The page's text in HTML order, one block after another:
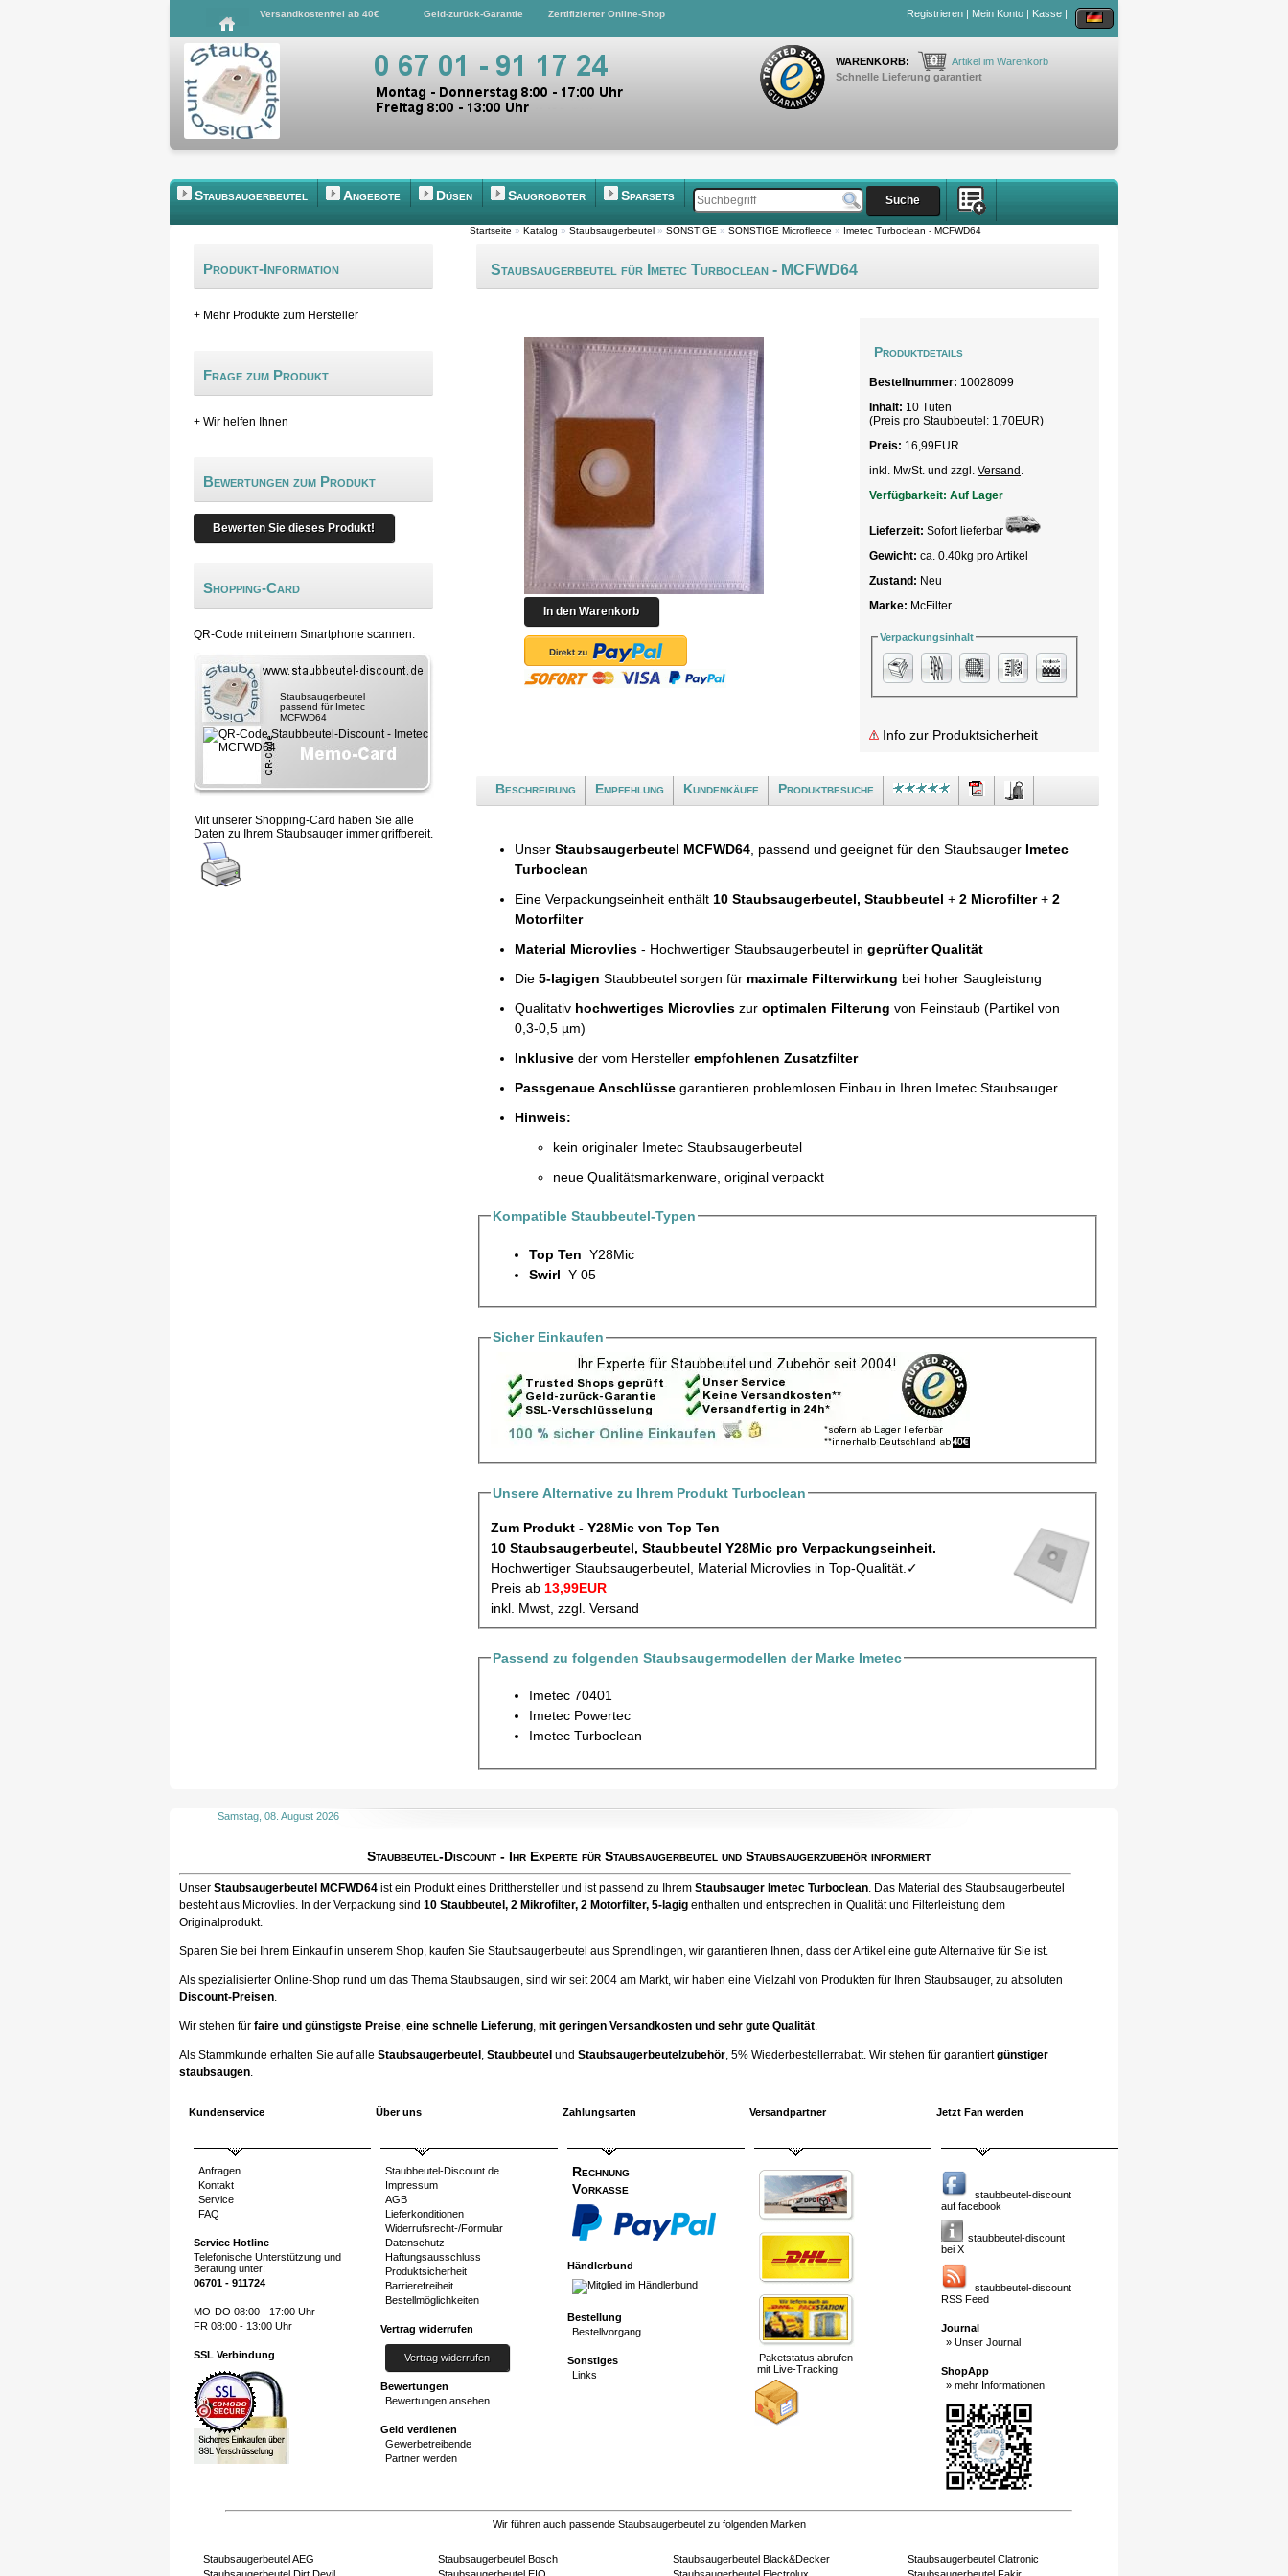
Versandkostenfrei ab 40€ Geld-zurück-Garantie Zertifizierter Online-Shop Registrieren | Mein Konto | Kasse |
WARENKORB: 0
Artikel im Warenkorb
Schnelle Lieferung garantiert
Staubsaugerbeutel Angebote Düsen Saugroboter Sparsets
Startseite » Katalog » Staubsaugerbeutel » SONSTIGE » SONSTIGE Microfleece » Imetec Turboclean - MCFWD64
Staubsaugerbeutel für Imetec Turboclean - MCFWD64
Produktdetails
Bestellnummer: 10028099
Inhalt: 10 Tüten
(Preis pro Staubbeutel: 1,70EUR)
Preis: 16,99EUR
inkl. MwSt. und zzgl. Versand
Verfügbarkeit: Auf Lager
Lieferzeit: Sofort lieferbar
Gewicht: ca. 0.40kg pro Artikel
Zustand: Neu
Marke: McFilter
Verpackungsinhalt
Info zur Produktsicherheit
Beschreibung Empfehlung Kundenkäufe Produktbesuche
Unser Staubsaugerbeutel MCFWD64 , passend und geeignet für den Staubsauger Imetec
Turboclean
Eine Verpackungseinheit enthält 10 Staubsaugerbeutel, Staubbeutel + 2 Microfilter+ 2
Motorfilter
Material Microvlies - Hochwertiger Staubsaugerbeutel in geprüfter Qualität
Die 5-lagigen Staubbeutel sorgen für maximale Filterwirkung bei hoher Saugleistung
Qualitativ hochwertiges Microvlies zur optimalen Filterung von Feinstaub (Partikel von
0,3-0,5 µm)
Inklusive der vom Hersteller empfohlenen Zusatzfilter
Passgenaue Anschlüsse garantieren problemlosen Einbau in Ihren Imetec Staubsauger
Hinweis:
kein originaler Imetec Staubsaugerbeutel
neue Qualitätsmarkenware, original verpackt
Kompatible Staubbeutel-Typen
Top Ten Y28Mic
Swirl Y 05
Sicher Einkaufen
Unsere Alternative zu Ihrem Produkt Turboclean
Zum Produkt - Y28Mic von Top Ten
10 Staubsaugerbeutel, Staubbeutel Y28Mic pro Verpackungseinheit.
Hochwertiger Staubsaugerbeutel, Material Microvlies in Top-Qualität.✓
Preis ab 13,99EUR
inkl. Mwst, zzgl. Versand
Passend zu folgenden Staubsaugermodellen der Marke Imetec
Imetec 70401
Imetec Powertec
Imetec Turboclean
Produkt-Information
+ Mehr Produkte zum Hersteller
Frage zum Produkt
+ Wir helfen Ihnen
Bewertungen zum Produkt
Bewerten Sie dieses Produkt!
Shopping-Card
QR-Code mit einem Smartphone scannen.
Staubsaugerbeutel
passend für Imetec
MCFWD64
Mit unserer Shopping-Card haben Sie alle
Daten zu Ihrem Staubsauger immer griffbereit.
Samstag, 08. August 2026
Staubbeutel-Discount - Ihr Experte für Staubsaugerbeutel und Staubsaugerzubehör informiert
Unser Staubsaugerbeutel MCFWD64 ist ein Produkt eines Dritthersteller und ist passend zu Ihrem Staubsauger Imetec Turboclean. Das Material des Staubsaugerbeutel
besteht aus Microvlies. In der Verpackung sind 10 Staubbeutel , 2 Mikrofilter, 2 Motorfilter, 5-lagig enthalten und entsprechen in Qualität und Filterleistung dem
Originalprodukt.
Sparen Sie bei Ihrem Einkauf in unserem Shop, kaufen Sie Staubsaugerbeutel aus Sprendlingen, wir garantieren Ihnen, dass der Artikel eine gute Alternative für Sie ist.
Als spezialisierter Online-Shop rund um das Thema Staubsaugen, sind wir seit 2004 am Markt, wir haben eine Vielzahl von Produkten für Ihren Staubsauger, zu absoluten
Discount-Preisen.
Wir stehen für faire und günstigste Preise, eine schnelle Lieferung, mit geringen Versandkosten und sehr gute Qualität.
Als Stammkunde erhalten Sie auf alle Staubsaugerbeutel , Staubbeutel und Staubsaugerbeutelzubehör, 5% Wiederbestellerrabatt. Wir stehen für garantiertgünstiger
staubsaugen.
Kundenservice
Anfragen
Kontakt
Service
FAQ
Service Hotline
Telefonische Unterstützung und
Beratung unter:
06701 - 911724
MO-DO 08:00 - 17:00 Uhr
FR 08:00 - 13:00 Uhr
SSL Verbindung
Über uns
Staubbeutel-Discount.de
Impressum
AGB
Lieferkonditionen
Widerrufsrecht-/Formular
Datenschutz
Haftungsausschluss
Produktsicherheit
Barrierefreiheit
Bestellmöglichkeiten
Vertrag widerrufen
Vertrag widerrufen
Bewertungen
Bewertungen ansehen
Geld verdienen
Gewerbetreibende
Partner werden
Zahlungsarten
Rechnung
Vorkasse
Händlerbund
Bestellung
Bestellvorgang
Sonstiges
Links
Versandpartner
Paketstatus abrufen
mit Live-Tracking
Jetzt Fan werden
staubbeutel-discount
auf facebook
staubbeutel-discount
bei X
staubbeutel-discount
RSS Feed
Journal
» Unser Journal
ShopApp
» mehr Informationen
Wir führen auch passende Staubsaugerbeutel zu folgenden Marken
Staubsaugerbeutel AEG Staubsaugerbeutel Bosch Staubsaugerbeutel Black&Decker
Staubsaugerbeutel Clatronic
Staubsaugerbeutel Dirt Devil
Staubsaugerbeutel EIO Staubsaugerbeutel Electrolux Staubsaugerbeutel Fakir